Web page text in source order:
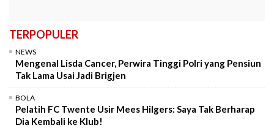
TERPOPULER
NEWS
Mengenal Lisda Cancer, Perwira Tinggi Polri yang Pensiun
Tak Lama Usai Jadi Brigjen
BOLA
Pelatih FC Twente Usir Mees Hilgers: Saya Tak Berharap
Dia Kembali ke Klub!